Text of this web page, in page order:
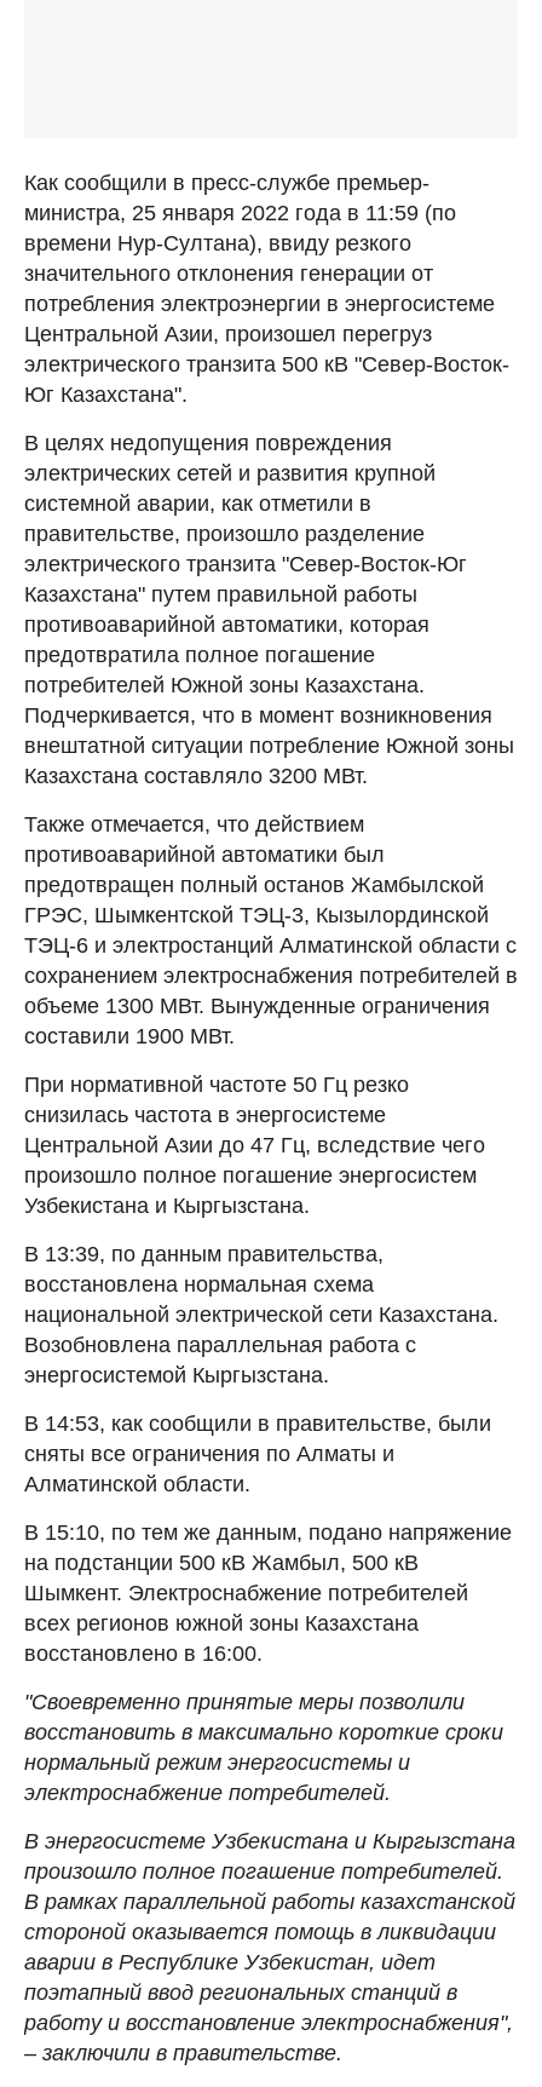
Как сообщили в пресс-службе премьер-
министра, 25 января 2022 года в 11:59 (по
времени Нур-Султана), ввиду резкого
значительного отклонения генерации от
потребления электроэнергии в энергосистеме
Центральной Азии, произошел перегруз
электрического транзита 500 кВ "Север-Восток-
Юг Казахстана".
В целях недопущения повреждения
электрических сетей и развития крупной
системной аварии, как отметили в
правительстве, произошло разделение
электрического транзита "Север-Восток-Юг
Казахстана" путем правильной работы
противоаварийной автоматики, которая
предотвратила полное погашение
потребителей Южной зоны Казахстана.
Подчеркивается, что в момент возникновения
внештатной ситуации потребление Южной зоны
Казахстана составляло 3200 МВт.
Также отмечается, что действием
противоаварийной автоматики был
предотвращен полный останов Жамбылской
ГРЭС, Шымкентской ТЭЦ-3, Кызылординской
ТЭЦ-6 и электростанций Алматинской области с
сохранением электроснабжения потребителей в
объеме 1300 МВт. Вынужденные ограничения
составили 1900 МВт.
При нормативной частоте 50 Гц резко
снизилась частота в энергосистеме
Центральной Азии до 47 Гц, вследствие чего
произошло полное погашение энергосистем
Узбекистана и Кыргызстана.
В 13:39, по данным правительства,
восстановлена нормальная схема
национальной электрической сети Казахстана.
Возобновлена параллельная работа с
энергосистемой Кыргызстана.
В 14:53, как сообщили в правительстве, были
сняты все ограничения по Алматы и
Алматинской области.
В 15:10, по тем же данным, подано напряжение
на подстанции 500 кВ Жамбыл, 500 кВ
Шымкент. Электроснабжение потребителей
всех регионов южной зоны Казахстана
восстановлено в 16:00.
"Своевременно принятые меры позволили
восстановить в максимально короткие сроки
нормальный режим энергосистемы и
электроснабжение потребителей.
В энергосистеме Узбекистана и Кыргызстана
произошло полное погашение потребителей.
В рамках параллельной работы казахстанской
стороной оказывается помощь в ликвидации
аварии в Республике Узбекистан, идет
поэтапный ввод региональных станций в
работу и восстановление электроснабжения",
– заключили в правительстве.